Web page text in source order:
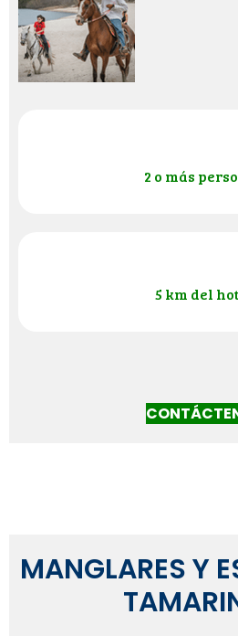
2 o más
5 km del
MANGLARES Y